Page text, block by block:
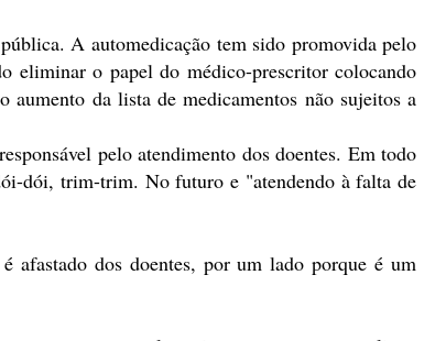
pública. A automedicação tem sido promovida pelo
eliminar o papel do médico-prescritor colocando
da lista de medicamentos não sujeitos a
pelo atendimento dos doentes. Em todo
dói, trim-trim. No futuro e "atendendo à falta de
afastado dos doentes, por um lado porque é um